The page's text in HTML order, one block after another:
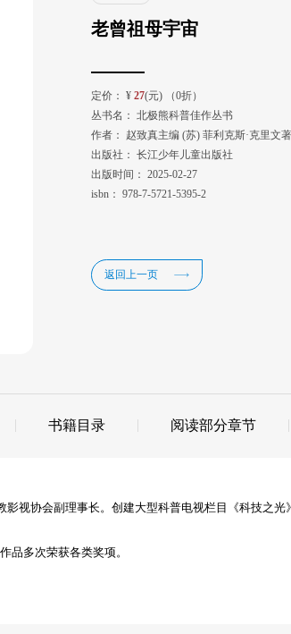
老曾祖母宇宙
定价： ¥ 27(元) （0折）
丛书名：
北极熊科普佳作丛书
作者：
赵致真主编 (苏) 菲利克斯·克里文
出版社：
长江少年儿童出版社
出版时间：
2025-02-27
isbn：
978-7-5721-5395-2
返回上一页
书籍目录 阅读部分章节
视协会副理事长。创建大型科普电视栏目《科技之
品多次荣获各类奖项。